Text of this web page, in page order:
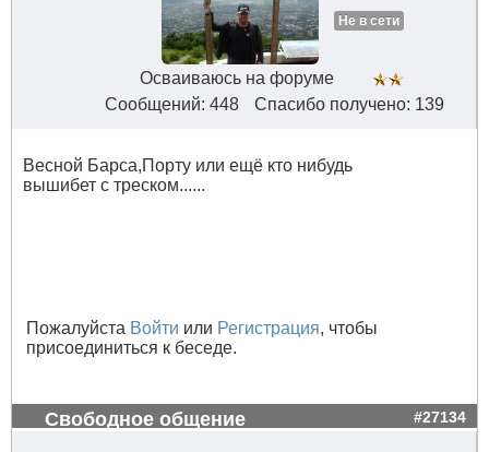
Не в сети
Осваиваюсь на форуме
Сообщений: 448
Спасибо получено: 139
Весной Барса,Порту или ещё кто нибудь
вышибет с треском......
Пожалуйста Войти или Регистрация, чтобы
присоединиться к беседе.
Свободное общение #27134